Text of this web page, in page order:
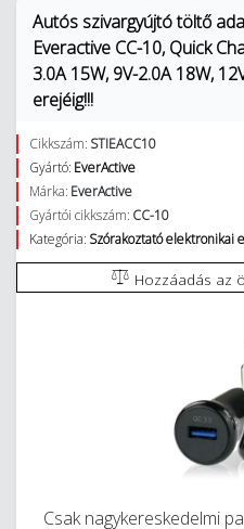
Autós szivargyújtó töltő
Everactive CC-10, Quick
3.0A 15W, 9V-2.0A 18W,
erejéig!!!
Cikkszám: STIEACC10
Gyártó: EverActive
Márka: EverActive
Gyártói cikkszám: CC-10
Kategória: Szórakoztató elektronikai
Hozzáadás az
Csak nagykereskedelmi